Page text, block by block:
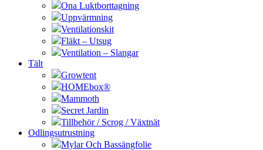
Ona Luktborttagning
Uppvärmning
Ventilationskit
Fläkt – Utsug
Ventilation – Slangar
Tält
Growtent
HOMEbox®
Mammoth
Secret Jardin
Tillbehör / Scrog / Växtnät
Odlingsutrustning
Mylar Och Bassängfolie